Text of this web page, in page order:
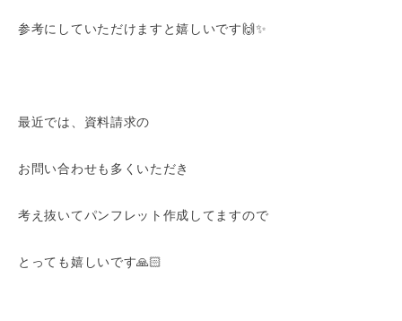
参考にしていただけますと嬉しいです🙌✨
最近では、資料請求の
お問い合わせも多くいただき
考え抜いてパンフレット作成してますので
とっても嬉しいです🙏🏻